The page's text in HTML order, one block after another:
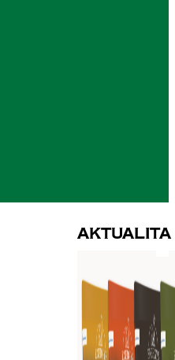
Aktualita